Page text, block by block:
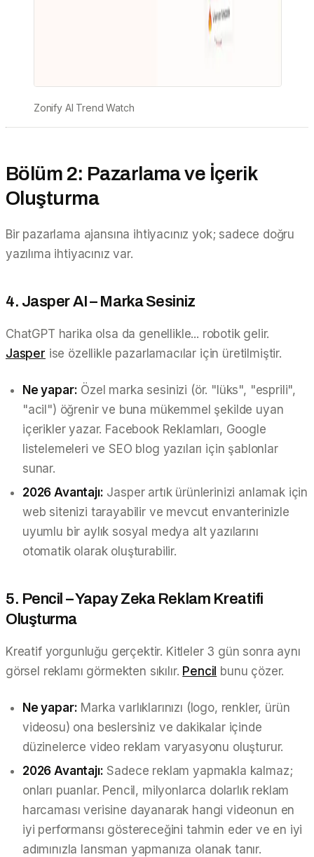
Zonify AI Trend Watch
Bölüm 2: Pazarlama ve İçerik
Oluşturma
Bir pazarlama ajansına ihtiyacınız yok; sadece doğru
yazılıma ihtiyacınız var.
4. Jasper AI – Marka Sesiniz
ChatGPT harika olsa da genellikle... robotik gelir.
Jasper ise özellikle pazarlamacılar için üretilmiştir.
Ne yapar: Özel marka sesinizi (ör. "lüks", "esprili",
"acil") öğrenir ve buna mükemmel şekilde uyan
içerikler yazar. Facebook Reklamları, Google
listelemeleri ve SEO blog yazıları için şablonlar
sunar.
2026 Avantajı: Jasper artık ürünlerinizi anlamak için
web sitenizi tarayabilir ve mevcut envanterinizle
uyumlu bir aylık sosyal medya alt yazılarını
otomatik olarak oluşturabilir.
5. Pencil – Yapay Zeka Reklam Kreatifi
Oluşturma
Kreatif yorgunluğu gerçektir. Kitleler 3 gün sonra aynı
görsel reklamı görmekten sıkılır. Pencil bunu çözer.
Ne yapar: Marka varlıklarınızı (logo, renkler, ürün
videosu) ona beslersiniz ve dakikalar içinde
düzinelerce video reklam varyasyonu oluşturur.
2026 Avantajı: Sadece reklam yapmakla kalmaz;
onları puanlar. Pencil, milyonlarca dolarlık reklam
harcaması verisine dayanarak hangi videonun en
iyi performansı göstereceğini tahmin eder ve en iyi
adımınızla lansman yapmanıza olanak tanır.